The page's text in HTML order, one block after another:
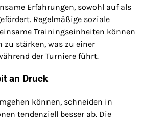
Erfahrungen, sowohl auf als
Regelmäßige soziale
Trainingseinheiten können
zu stärken, was zu einer
der Turniere führt.
an Druck
können, schneiden in
tendenziell besser ab. Die